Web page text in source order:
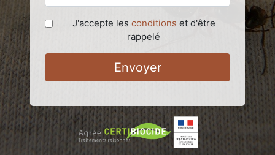
J'accepte les conditions et d'être
rappelé
Envoyer